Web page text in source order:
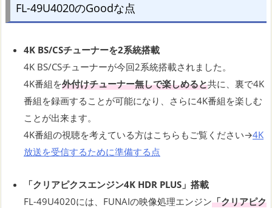
FL-49U4020のGoodな点
4K BS/CSチューナーを2系統搭載
4K BS/CSチューナーが今回2系統搭載されました。
4K番組を外付けチューナー無しで楽しめると共に、裏で4K
番組を録画することが可能になり、さらに4K番組を楽しむ
ことが出来ます。
4K番組の視聴を考えている方はこちらもご覧ください→4K
放送を受信するために準備する点
「クリアピクスエンジン4K HDR PLUS」搭載
FL-49U4020には、FUNAIの映像処理エンジン「クリアピク